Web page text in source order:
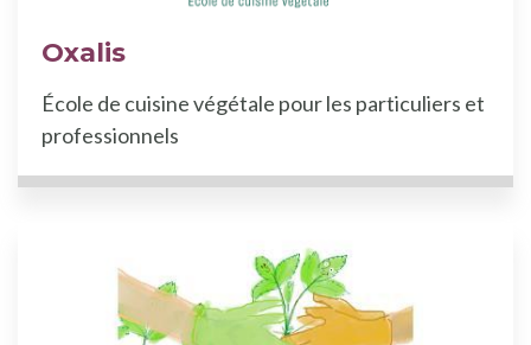
Oxalis
École de cuisine végétale pour les particuliers et
professionnels